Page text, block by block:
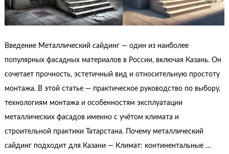
Введение Металлический сайдинг — один из наиболее
популярных фасадных материалов в России, включая Казань. Он
сочетает прочность, эстетичный вид и относительную простоту
монтажа. В этой статье — практическое руководство по выбору,
технологиям монтажа и особенностям эксплуатации
металлических фасадов именно с учётом климата и
строительной практики Татарстана. Почему металлический
сайдинг подходит для Казани — Климат: континентальные …